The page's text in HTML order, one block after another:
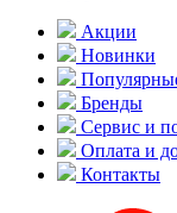
Акции
Новинки
Бренды
Сервис и
Оплата и
Контакты